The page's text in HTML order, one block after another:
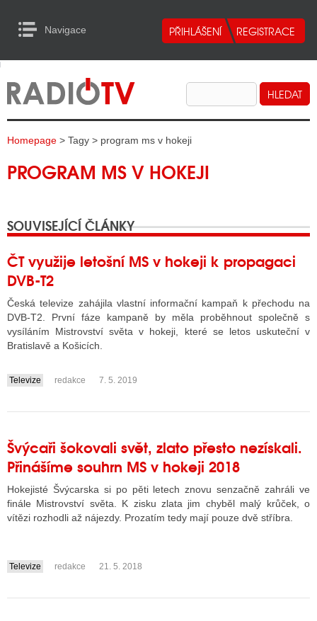
Navigace
RADIA
TELEVIZE
INTERNET
TISK
RADIA
RÁDIÍ
RÁDIÍ
VYSÍLAČE
TELEVIZÍ
INTERNET
RÁDIA
to Content
Homepage > Tagy > program ms v hokeji
PROGRAM MS V HOKEJI
SOUVISEJÍCÍ ČLÁNKY
ČT využije letošní MS v hokeji k propagaci
DVB-T2
Česká televize zahájila vlastní informační kampaň k přechodu na
DVB-T2. První fáze kampaně by měla proběhnout společně s
vysíláním Mistrovství světa v hokeji, které se letos uskuteční v
Bratislavě a Košicích.
....
Televize redakce 7. 5. 2019
Švýcaři šokovali svět, zlato přesto nezískali.
Přinášíme souhrn MS v hokeji 2018
Hokejisté Švýcarska si po pěti letech znovu senzačně zahráli ve
finále Mistrovství světa. K zisku zlata jim chyběl malý krůček, o
vítězi rozhodli až nájezdy. Prozatím tedy mají pouze dvě stříbra.
....
Televize redakce 21. 5. 2018